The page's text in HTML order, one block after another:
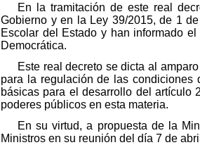
En la tramitación de este real
Gobierno y en la Ley 39/2015, de 1
Escolar del Estado y han informado
Democrática.
Este real decreto se dicta al
para la regulación de las condiciones
básicas para el desarrollo del artículo
poderes públicos en esta materia.
En su virtud, a propuesta de la
Ministros en su reunión del día 7 de